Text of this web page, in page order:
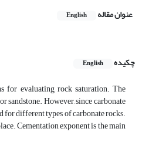
عنوان مقاله English
چکیده English
for evaluating rock saturation. The
sandstone. However, since carbonate
for different types of carbonate rocks.
Cementation exponent is the main